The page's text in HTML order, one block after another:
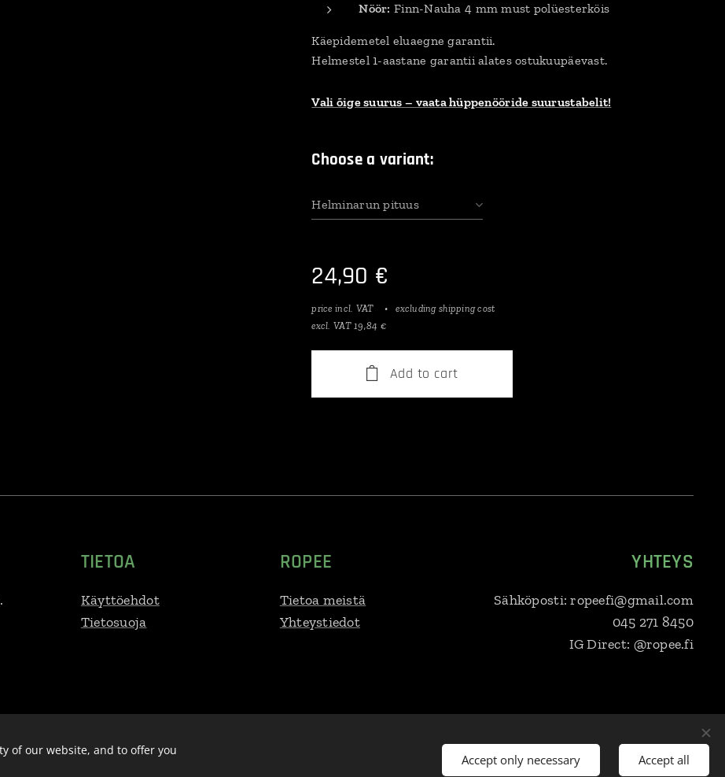
Nöör: Finn-Nauha 4 mm must polüesterköis
Käepidemetel eluaegne garantii.
Helmestel 1-aastane garantii alates ostukuupäevast.
Vali õige suurus – vaata hüppenööride suurustabelit!
Choose a variant:
Helminarun pituus
24,90 €
price incl. VAT
excluding shipping cost
excl. VAT 19,84 €
Add to cart
TIETOA
Käyttöehdot
Tietosuoja
ROPEE
Tietoa meistä
Yhteystiedot
YHTEYS
Sähköposti: ropeefi@gmail.com
045 271 8450
IG Direct: @ropee.fi
Y-tunnus:
3279707-
Eesti keel Deutsch Dansk
Lietuvių kalba
of our website, and to offer you
Accept only necessary Accept all